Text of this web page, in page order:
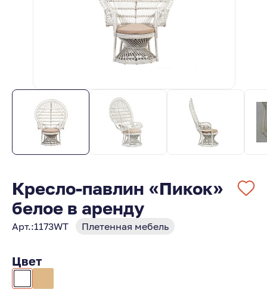
Кресло-павлин «Пикок»
белое в аренду
Арт.:1173WT Плетенная мебель
Цвет